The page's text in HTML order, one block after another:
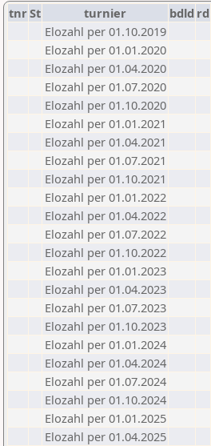
tnrSt turnier bdld rd
Elozahl per 01.10.2019
Elozahl per 01.01.2020
Elozahl per 01.04.2020
Elozahl per 01.07.2020
Elozahl per 01.10.2020
Elozahl per 01.01.2021
Elozahl per 01.04.2021
Elozahl per 01.07.2021
Elozahl per 01.10.2021
Elozahl per 01.01.2022
Elozahl per 01.04.2022
Elozahl per 01.07.2022
Elozahl per 01.10.2022
Elozahl per 01.01.2023
Elozahl per 01.04.2023
Elozahl per 01.07.2023
Elozahl per 01.10.2023
Elozahl per 01.01.2024
Elozahl per 01.04.2024
Elozahl per 01.07.2024
Elozahl per 01.10.2024
Elozahl per 01.01.2025
Elozahl per 01.04.2025